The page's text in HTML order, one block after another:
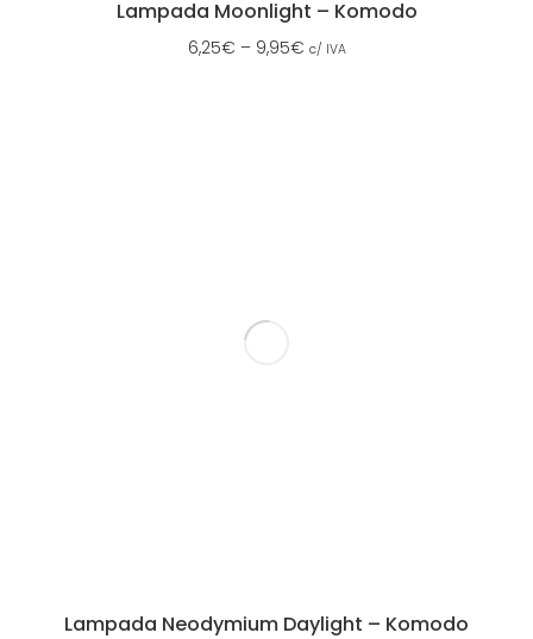
Lampada Moonlight – Komodo
6,25€ – 9,95€ c/ IVA
Lampada Neodymium Daylight – Komodo